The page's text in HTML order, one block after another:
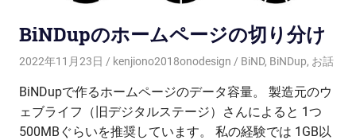
BiNDupのホームページの切り分け
2022年11月23日 kenjiono2018onodesign BiND, BiNDup, お話
BiNDupで作るホームページのデータ容量。 製造元のウ
ェブライフ（旧デジタルステージ）さんによると 1つ
500MBぐらいを推奨しています。 私の経験では 1GB以